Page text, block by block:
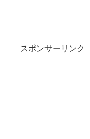
スポンサーリンク